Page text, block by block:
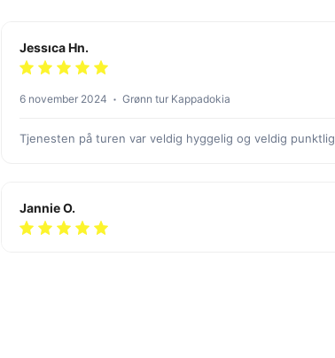
Jessıca Hn.
6 november 2024 Grønn tur Kappadokia
Tjenesten på turen var veldig hyggelig og veldig punktlig
Jannie O.